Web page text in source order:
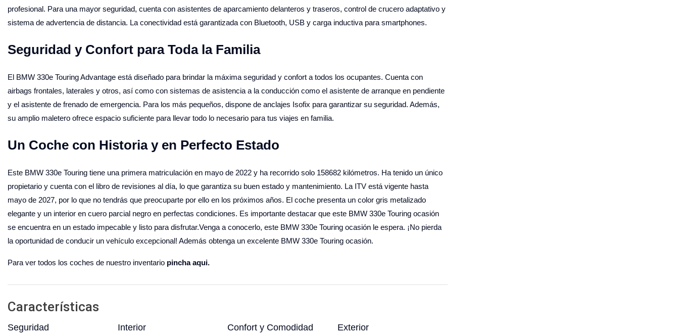
profesional. Para una mayor seguridad, cuenta con asistentes de aparcamiento delanteros y traseros, control de crucero adaptativo y
sistema de advertencia de distancia. La conectividad está garantizada con Bluetooth, USB y carga inductiva para smartphones.
Seguridad y Confort para Toda la Familia
El BMW 330e Touring Advantage está diseñado para brindar la máxima seguridad y confort a todos los ocupantes. Cuenta con
airbags frontales, laterales y otros, así como con sistemas de asistencia a la conducción como el asistente de arranque en pendiente
y el asistente de frenado de emergencia. Para los más pequeños, dispone de anclajes Isofix para garantizar su seguridad. Además,
su amplio maletero ofrece espacio suficiente para llevar todo lo necesario para tus viajes en familia.
Un Coche con Historia y en Perfecto Estado
Este BMW 330e Touring tiene una primera matriculación en mayo de 2022 y ha recorrido solo 158682 kilómetros. Ha tenido un único
propietario y cuenta con el libro de revisiones al día, lo que garantiza su buen estado y mantenimiento. La ITV está vigente hasta
mayo de 2027, por lo que no tendrás que preocuparte por ello en los próximos años. El coche presenta un color gris metalizado
elegante y un interior en cuero parcial negro en perfectas condiciones. Es importante destacar que este BMW 330e Touring ocasión
se encuentra en un estado impecable y listo para disfrutar.Venga a conocerlo, este BMW 330e Touring ocasión le espera. ¡No pierda
la oportunidad de conducir un vehículo excepcional! Además obtenga un excelente BMW 330e Touring ocasión.
Para ver todos los coches de nuestro inventario pincha aqui.
Características
Seguridad Interior Confort y Comodidad Exterior